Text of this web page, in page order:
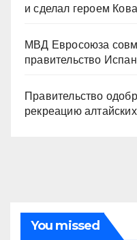
и сделал героем
МВД Евросоюза
правительство
Правительство
рекреацию
You missed